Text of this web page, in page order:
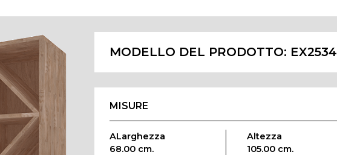
MODELLO DEL PRODOTTO: EX2534
MISURE
ALarghezza
68.00 cm.
Altezza
105.00 cm.